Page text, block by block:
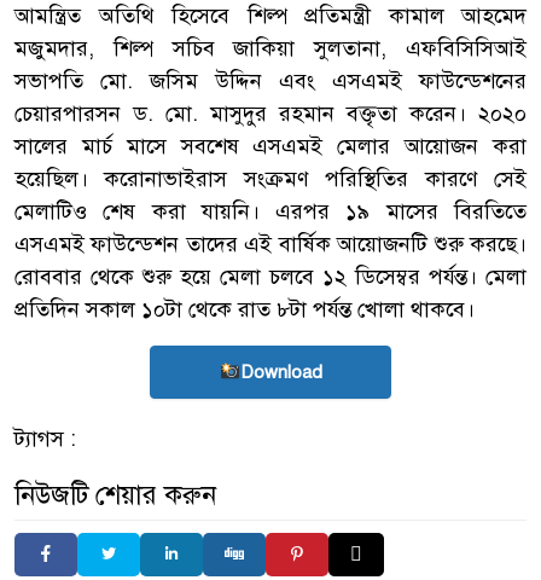
আমন্ত্রিত অতিথি হিসেবে শিল্প প্রতিমন্ত্রী কামাল আহমেদ
মজুমদার, শিল্প সচিব জাকিয়া সুলতানা, এফবিসিসিআই
সভাপতি মো. জসিম উদ্দিন এবং এসএমই ফাউন্ডেশনের
চেয়ারপারসন ড. মো. মাসুদুর রহমান বক্তৃতা করেন। ২০২০
সালের মার্চ মাসে সবশেষ এসএমই মেলার আয়োজন করা
হয়েছিল। করোনাভাইরাস সংক্রমণ পরিস্থিতির কারণে সেই
মেলাটিও শেষ করা যায়নি। এরপর ১৯ মাসের বিরতিতে
এসএমই ফাউন্ডেশন তাদের এই বার্ষিক আয়োজনটি শুরু করছে।
রোববার থেকে শুরু হয়ে মেলা চলবে ১২ ডিসেম্বর পর্যন্ত। মেলা
প্রতিদিন সকাল ১০টা থেকে রাত ৮টা পর্যন্ত খোলা থাকবে।
Download
ট্যাগস :
নিউজটি শেয়ার করুন